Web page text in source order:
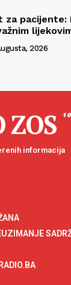
za pacijente:
2026
ZOS
informacija